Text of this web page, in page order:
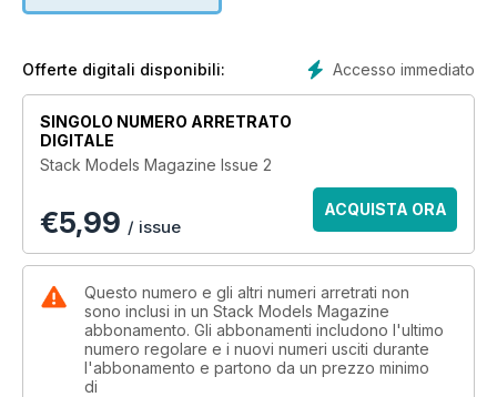
Accesso immediato
Offerte digitali disponibili:
SINGOLO NUMERO ARRETRATO
DIGITALE
Stack Models Magazine Issue 2
€5,99 / issue
ACQUISTA ORA
Questo numero e gli altri numeri arretrati non
sono inclusi in un Stack Models Magazine
abbonamento. Gli abbonamenti includono l'ultimo
numero regolare e i nuovi numeri usciti durante
l'abbonamento e partono da un prezzo minimo
di